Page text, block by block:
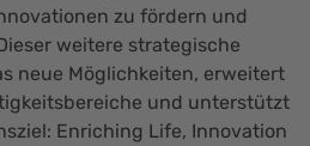
zu fördern und
weitere strategische
neue Möglichkeiten, erweitert
und unterstützt
Enriching Life, Innovation